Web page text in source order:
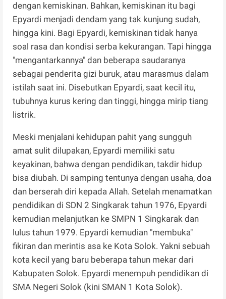
dengan kemiskinan. Bahkan, kemiskinan itu bagi
Epyardi menjadi dendam yang tak kunjung sudah,
hingga kini. Bagi Epyardi, kemiskinan tidak hanya
soal rasa dan kondisi serba kekurangan. Tapi hingga
"mengantarkannya" dan beberapa saudaranya
sebagai penderita gizi buruk, atau marasmus dalam
istilah saat ini. Disebutkan Epyardi, saat kecil itu,
tubuhnya kurus kering dan tinggi, hingga mirip tiang
listrik.
Meski menjalani kehidupan pahit yang sungguh
amat sulit dilupakan, Epyardi memiliki satu
keyakinan, bahwa dengan pendidikan, takdir hidup
bisa diubah. Di samping tentunya dengan usaha, doa
dan berserah diri kepada Allah. Setelah menamatkan
pendidikan di SDN 2 Singkarak tahun 1976, Epyardi
kemudian melanjutkan ke SMPN 1 Singkarak dan
lulus tahun 1979. Epyardi kemudian "membuka"
fikiran dan merintis asa ke Kota Solok. Yakni sebuah
kota kecil yang baru beberapa tahun mekar dari
Kabupaten Solok. Epyardi menempuh pendidikan di
SMA Negeri Solok (kini SMAN 1 Kota Solok).